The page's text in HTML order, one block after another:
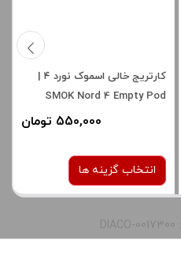
کارتریج خالی اسموک نورد ۴ |
SMOK Nord 4 Empty Pod
550,000 تومان
انتخاب گزینه ها